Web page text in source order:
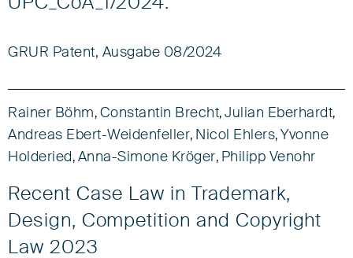
GRUR Patent, Ausgabe 08/2024
Rainer Böhm, Constantin Brecht, Julian Eberhardt,
Andreas Ebert-Weidenfeller, Nicol Ehlers, Yvonne
Holderied , Anna-Simone Kröger, Philipp Venohr
Recent Case Law in Trademark,
Design, Competition and Copyright
Law 2023